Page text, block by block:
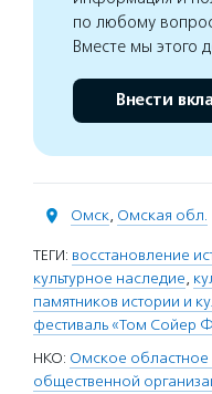
по любому
Вместе мы этого
Внести
Омск, Омская обл.
ТЕГИ: восстановление
культурное наследие,
памятников истории и
фестиваль «Том Сойер
НКО: Омское областное
общественной